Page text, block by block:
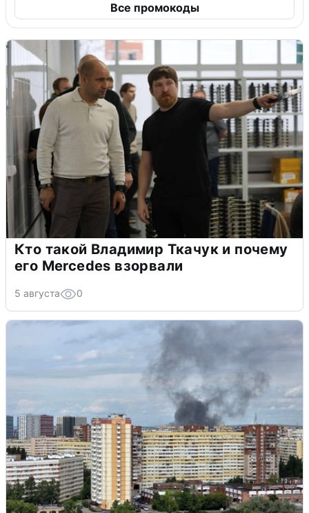
Все промокоды
Кто такой Владимир Ткачук и почему
его Mercedes взорвали
5 августа 0